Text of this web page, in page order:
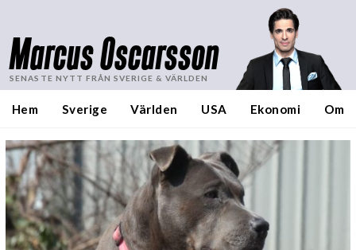
Marcus Oscarsson
SENASTE NYTT FRÅN SVERIGE & VÄRLDEN
Hem Sverige Världen USA Ekonomi Om